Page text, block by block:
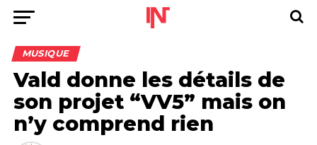
MUSIQUE
Vald donne les détails de
son projet “VV5” mais on
n’y comprend rien